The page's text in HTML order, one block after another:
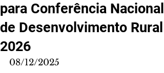
para Conferência Nacional
de Desenvolvimento Rural
2026
08/12/2025